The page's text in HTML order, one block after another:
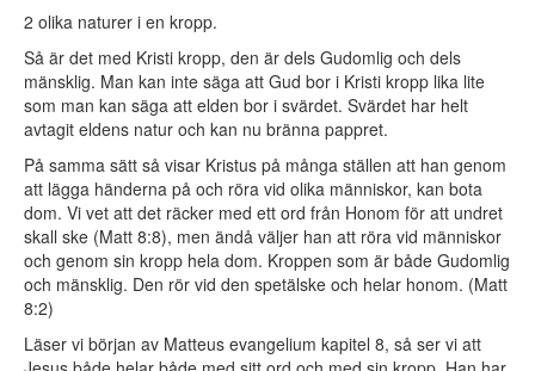
2 olika naturer i en kropp.
Så är det med Kristi kropp, den är dels Gudomlig och dels
mänsklig. Man kan inte säga att Gud bor i Kristi kropp lika lite
som man kan säga att elden bor i svärdet. Svärdet har helt
avtagit eldens natur och kan nu bränna pappret.
På samma sätt så visar Kristus på många ställen att han genom
att lägga händerna på och röra vid olika människor, kan bota
dom. Vi vet att det räcker med ett ord från Honom för att undret
skall ske (Matt 8:8), men ändå väljer han att röra vid människor
och genom sin kropp hela dom. Kroppen som är både Gudomlig
och mänsklig. Den rör vid den spetälske och helar honom. (Matt
8:2)
Läser vi början av Matteus evangelium kapitel 8, så ser vi att